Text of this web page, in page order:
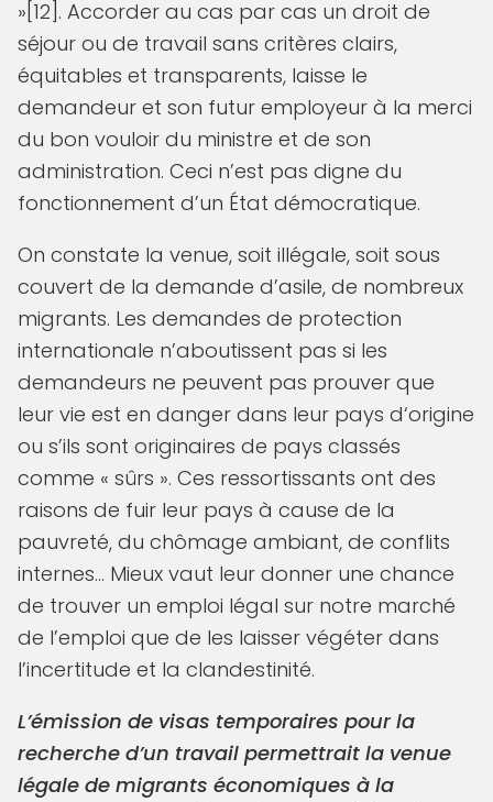
»[12]. Accorder au cas par cas un droit de
séjour ou de travail sans critères clairs,
équitables et transparents, laisse le
demandeur et son futur employeur à la merci
du bon vouloir du ministre et de son
administration. Ceci n’est pas digne du
fonctionnement d’un État démocratique.
On constate la venue, soit illégale, soit sous
couvert de la demande d’asile, de nombreux
migrants. Les demandes de protection
internationale n’aboutissent pas si les
demandeurs ne peuvent pas prouver que
leur vie est en danger dans leur pays d‘origine
ou s’ils sont originaires de pays classés
comme « sûrs ». Ces ressortissants ont des
raisons de fuir leur pays à cause de la
pauvreté, du chômage ambiant, de conflits
internes… Mieux vaut leur donner une chance
de trouver un emploi légal sur notre marché
de l’emploi que de les laisser végéter dans
l’incertitude et la clandestinité.
L’émission de visas temporaires pour la
recherche d’un travail permettrait la venue
légale de migrants économiques à la